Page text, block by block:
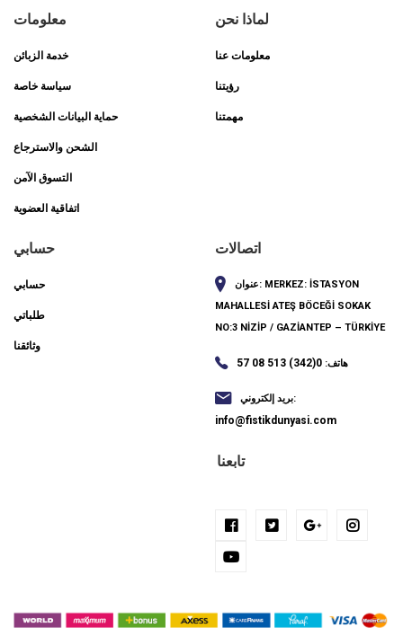
معلومات
خدمة الزبائن
سياسة خاصة
حماية البيانات الشخصية
الشحن والاسترجاع
التسوق الآمن
اتفاقية العضوية
لماذا نحن
معلومات عنا
رؤيتنا
مهمتنا
حسابي
حسابي
طلباتي
وثائقنا
اتصالات
عنوان: MERKEZ: İSTASYON
MAHALLESİ ATEŞ BÖCEĞİ SOKAK
NO:3 NİZİP / GAZİANTEP – TÜRKİYE
هاتف: 0(342) 513 08 57
بريد إلكتروني:
info@fistikdunyasi.com
تابعنا